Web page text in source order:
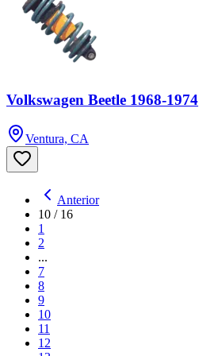
Volkswagen Beetle 1968-1974
Ventura, CA
Anterior
10 / 16
1
2
...
7
8
9
10
11
12